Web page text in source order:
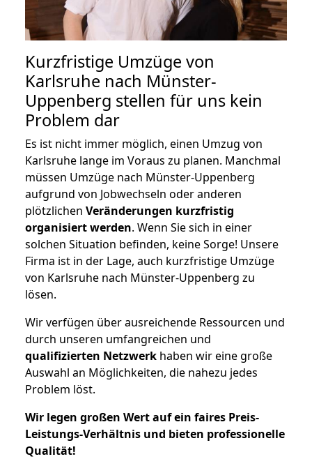
Kurzfristige Umzüge von
Karlsruhe nach Münster-
Uppenberg stellen für uns kein
Problem dar
Es ist nicht immer möglich, einen Umzug von
Karlsruhe lange im Voraus zu planen. Manchmal
müssen Umzüge nach Münster-Uppenberg
aufgrund von Jobwechseln oder anderen
plötzlichen Veränderungen kurzfristig
organisiert werden. Wenn Sie sich in einer
solchen Situation befinden, keine Sorge! Unsere
Firma ist in der Lage, auch kurzfristige Umzüge
von Karlsruhe nach Münster-Uppenberg zu
lösen.
Wir verfügen über ausreichende Ressourcen und
durch unseren umfangreichen und
qualifizierten Netzwerk haben wir eine große
Auswahl an Möglichkeiten, die nahezu jedes
Problem löst.
Wir legen großen Wert auf ein faires Preis-
Leistungs-Verhältnis und bieten professionelle
Qualität!